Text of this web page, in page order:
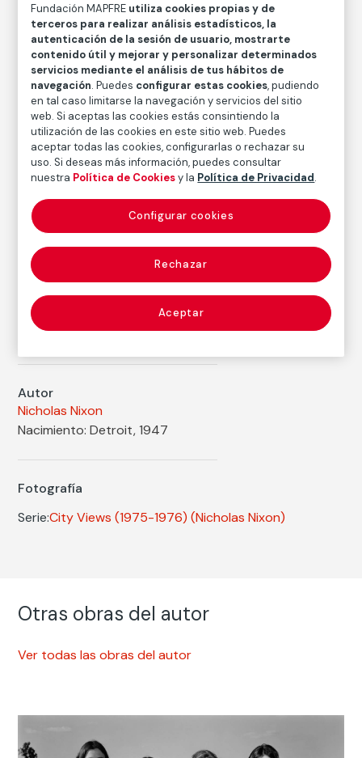
Vista de la Old South Meeting House, Boston
Nicholas Nixon
Técnica
Copia por contacto en papel baritado con emulsión
de gelatina y plata
Medidas
Medidas mancha: 35,2 × 28 cm
Medidas papel: 35,2 × 28 cm
Inventario
FM002701
Fecha
2008/2009
Inscripción/Leyenda
Firmado, titulado y fechado a lápiz en el reverso
Autor
Nicholas Nixon
Nacimiento: Detroit, 1947
Fotografía
Serie:City Views (1975-1976) (Nicholas Nixon)
Otras obras del autor
Ver todas las obras del autor
Fundación MAPFRE utiliza cookies propias y de
terceros para realizar análisis estadísticos, la
autenticación de la sesión de usuario, mostrarte
contenido útil y mejorar y personalizar determinados
servicios mediante el análisis de tus hábitos de
navegación. Puedes configurar estas cookies, pudiendo
en tal caso limitarse la navegación y servicios del sitio
web. Si aceptas las cookies estás consintiendo la
utilización de las cookies en este sitio web. Puedes
aceptar todas las cookies, configurarlas o rechazar su
uso. Si deseas más información, puedes consultar
nuestra Política de Cookiesy la Política de Privacidad.
Rechazar
Aceptar
Configurar cookies